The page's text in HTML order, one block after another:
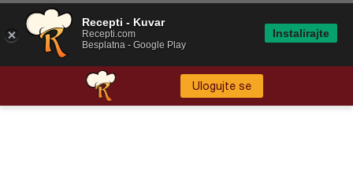
Ulogujte se
Recepti - Kuvar
Recepti.com
Besplatna - Google Play
Instalirajte